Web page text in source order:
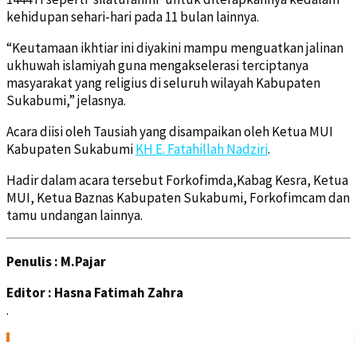
kehidupan sehari-hari pada 11 bulan lainnya.
“Keutamaan ikhtiar ini diyakini mampu menguatkan jalinan
ukhuwah islamiyah guna mengakselerasi terciptanya
masyarakat yang religius di seluruh wilayah Kabupaten
Sukabumi,” jelasnya.
Acara diisi oleh Tausiah yang disampaikan oleh Ketua MUI
Kabupaten SukabumiKH E. Fatahillah Nadziri.
Hadir dalam acara tersebut Forkofimda,Kabag Kesra, Ketua
MUI, Ketua Baznas Kabupaten Sukabumi, Forkofimcam dan
tamu undangan lainnya.
Penulis : M.Pajar
Editor : Hasna Fatimah Zahra
.